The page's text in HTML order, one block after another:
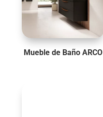
Mueble de Baño ARCO